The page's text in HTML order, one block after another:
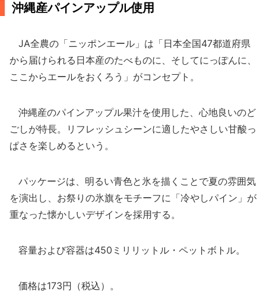
沖縄産パインアップル使用
JA全農の「ニッポンエール」は「日本全国47都道府県
から届けられる日本産のたべものに、そしてにっぽんに、
ここからエールをおくろう」がコンセプト。
沖縄産のパインアップル果汁を使用した、心地良いのど
ごしが特長。リフレッシュシーンに適したやさしい甘酸っ
ぱさを楽しめるという。
パッケージは、明るい青色と氷を描くことで夏の雰囲気
を演出し、お祭りの氷旗をモチーフに「冷やしパイン」が
重なった懐かしいデザインを採用する。
容量および容器は450ミリリットル・ペットボトル。
価格は173円（税込）。